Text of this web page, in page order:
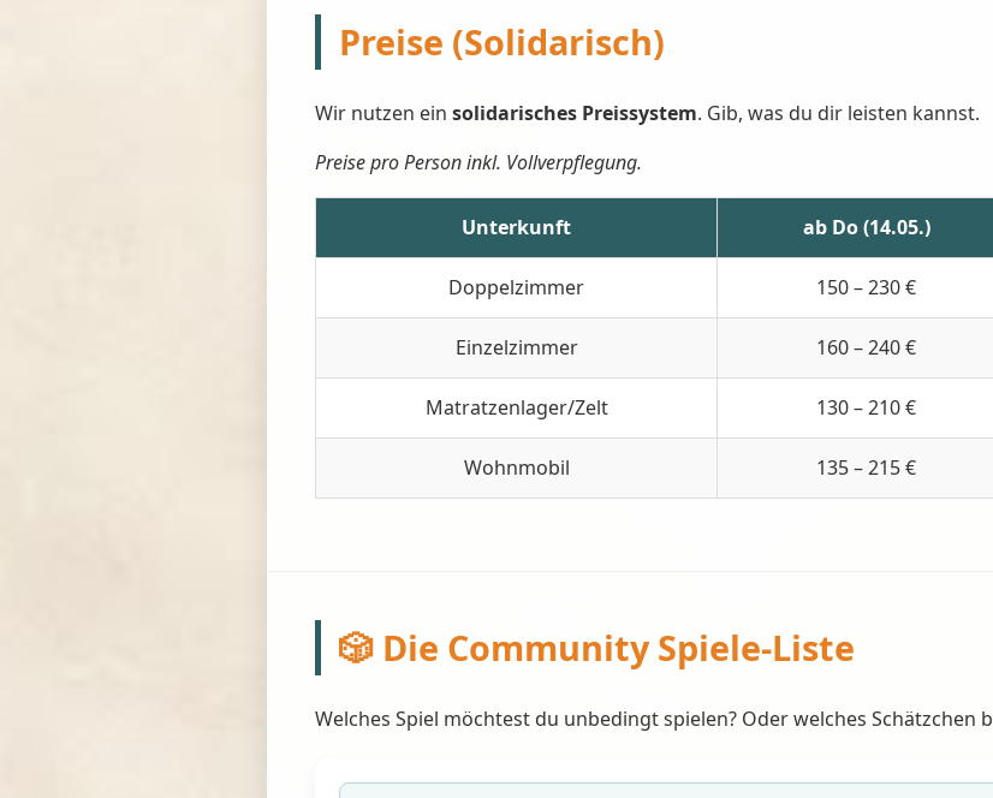
Preise (Solidarisch)
Wir nutzen ein solidarisches Preissystem. Gib, was du dir leisten kannst.
Preise pro Person inkl. Vollverpflegung.
Unterkunft ab Do (14.05.)
Doppelzimmer 150 – 230 €
Einzelzimmer 160 – 240 €
Matratzenlager/Zelt 130 – 210 €
Wohnmobil 135 – 215 €
🎲 Die Community Spiele-Liste
Welches Spiel möchtest du unbedingt spielen? Oder welches Schätzchen